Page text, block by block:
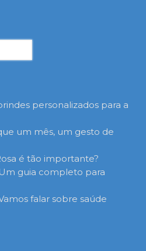
personalizados para a
um mês, um gesto de
é tão importante?
guia completo para
falar sobre saúde